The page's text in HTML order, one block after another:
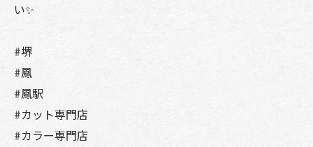
い✨
#堺
#鳳
#鳳駅
#カット専門店
#カラー専門店